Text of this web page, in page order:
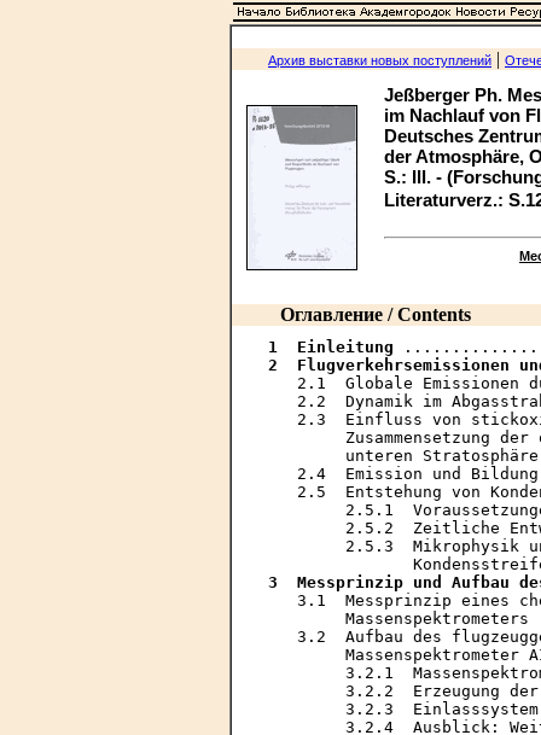
Архив выставки новых поступлений |
Jeßberger Ph.
im Nachlauf von
Deutsches
der Atmosphäre,
S.: Ill. -
Literaturverz.:
Оглавление / Contents
1  Einleitung
2  Flugverkehrsemissionen
2.1  Globale Emissionen
2.2  Dynamik im
2.3  Einfluss von
Zusammensetzung der
unteren
2.4  Emission und
2.5  Entstehung von
2.5.1
2.5.2  Zeitliche
2.5.3  Mikrophysik
3  Messprinzip und Aufbau
3.1  Messprinzip eines
Massenspektrometers
3.2  Aufbau des
Massenspektrometer
3.2.1
3.2.2  Erzeugung
3.2.3